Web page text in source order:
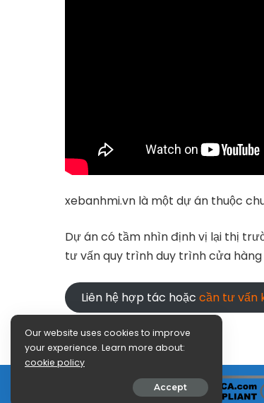
xebanhmi.vn là một dự án thuộc
Dự án có tầm nhìn định vị lại thị
tư vấn quy trình duy trình cửa hàng
Liên hệ hợp tác hoặc cần tư vấn
Our website uses cookies to improve
your experience. Learn more about:
cookie policy
Accept